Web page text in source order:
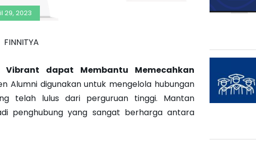
29, 2023
FINNITYA
Vibrant dapat Membantu Memecahkan
Alumni digunakan untuk mengelola hubungan
telah lulus dari perguruan tinggi. Mantan
penghubung yang sangat berharga antara